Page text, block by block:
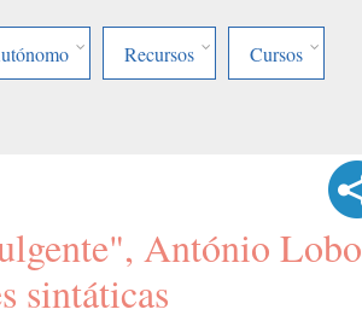
Recursos Cursos
António Lobo
sintáticas